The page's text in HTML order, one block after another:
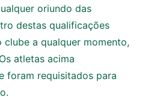
oriundo das
destas qualificações
a qualquer momento,
atletas acima
foram requisitados para